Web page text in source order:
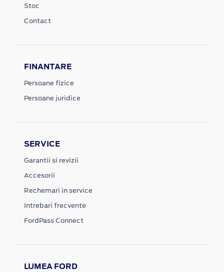
Stoc
Contact
FINANTARE
Persoane fizice
Persoane juridice
SERVICE
Garantii si revizii
Accesorii
Rechemari in service
Intrebari frecvente
FordPass Connect
LUMEA FORD